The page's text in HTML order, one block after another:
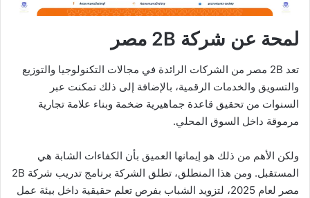
لمحة عن شركة 2B مصر
تعد 2B مصر من الشركات الرائدة في مجالات التكنولوجيا والتوزيع
والتسويق والخدمات الرقمية، بالإضافة إلى ذلك تمكنت عبر
السنوات من تحقيق قاعدة جماهيرية ضخمة وبناء علامة تجارية
مرموقة داخل السوق المحلي.
ولكن الأهم من ذلك هو إيمانها العميق بأن الكفاءات الشابة هي
المستقبل. ومن هذا المنطلق، تطلق الشركة برنامج تدريب شركة 2B
مصر لعام 2025، لتزويد الشباب بفرص تعلم حقيقية داخل بيئة عمل